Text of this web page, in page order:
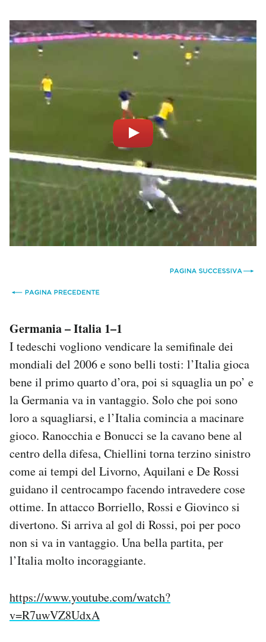
Germania – Italia 1–1
I tedeschi vogliono vendicare la semifinale dei
mondiali del 2006 e sono belli tosti: l’Italia gioca
bene il primo quarto d’ora, poi si squaglia un po’ e
la Germania va in vantaggio. Solo che poi sono
loro a squagliarsi, e l’Italia comincia a macinare
gioco. Ranocchia e Bonucci se la cavano bene al
centro della difesa, Chiellini torna terzino sinistro
come ai tempi del Livorno, Aquilani e De Rossi
guidano il centrocampo facendo intravedere cose
ottime. In attacco Borriello, Rossi e Giovinco si
divertono. Si arriva al gol di Rossi, poi per poco
non si va in vantaggio. Una bella partita, per
l’Italia molto incoraggiante.
https://www.youtube.com/watch?
v=R7uwVZ8UdxA